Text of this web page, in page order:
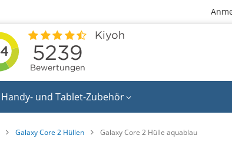
Handy- und Tablet-Zubehör
Galaxy Core 2 Hüllen Galaxy Core 2 Hülle aquablau